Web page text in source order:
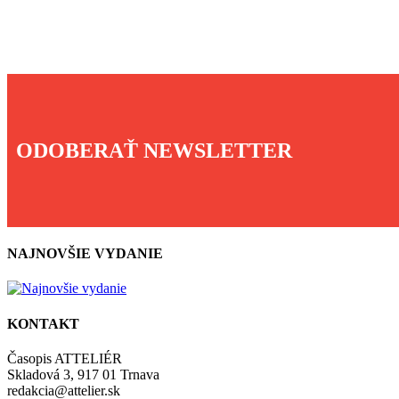
ODOBERAŤ NEWSLETTER
NAJNOVŠIE VYDANIE
KONTAKT
Časopis ATTELIÉR
Skladová 3, 917 01 Trnava
redakcia@attelier.sk